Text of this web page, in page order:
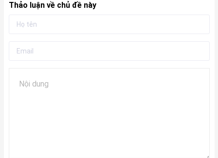
Thảo luận về chủ đề này